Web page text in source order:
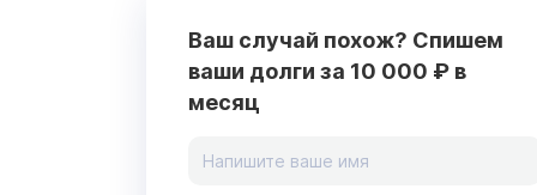
Ваш случай похож? Спишем
ваши долги за 10 000 ₽ в
месяц